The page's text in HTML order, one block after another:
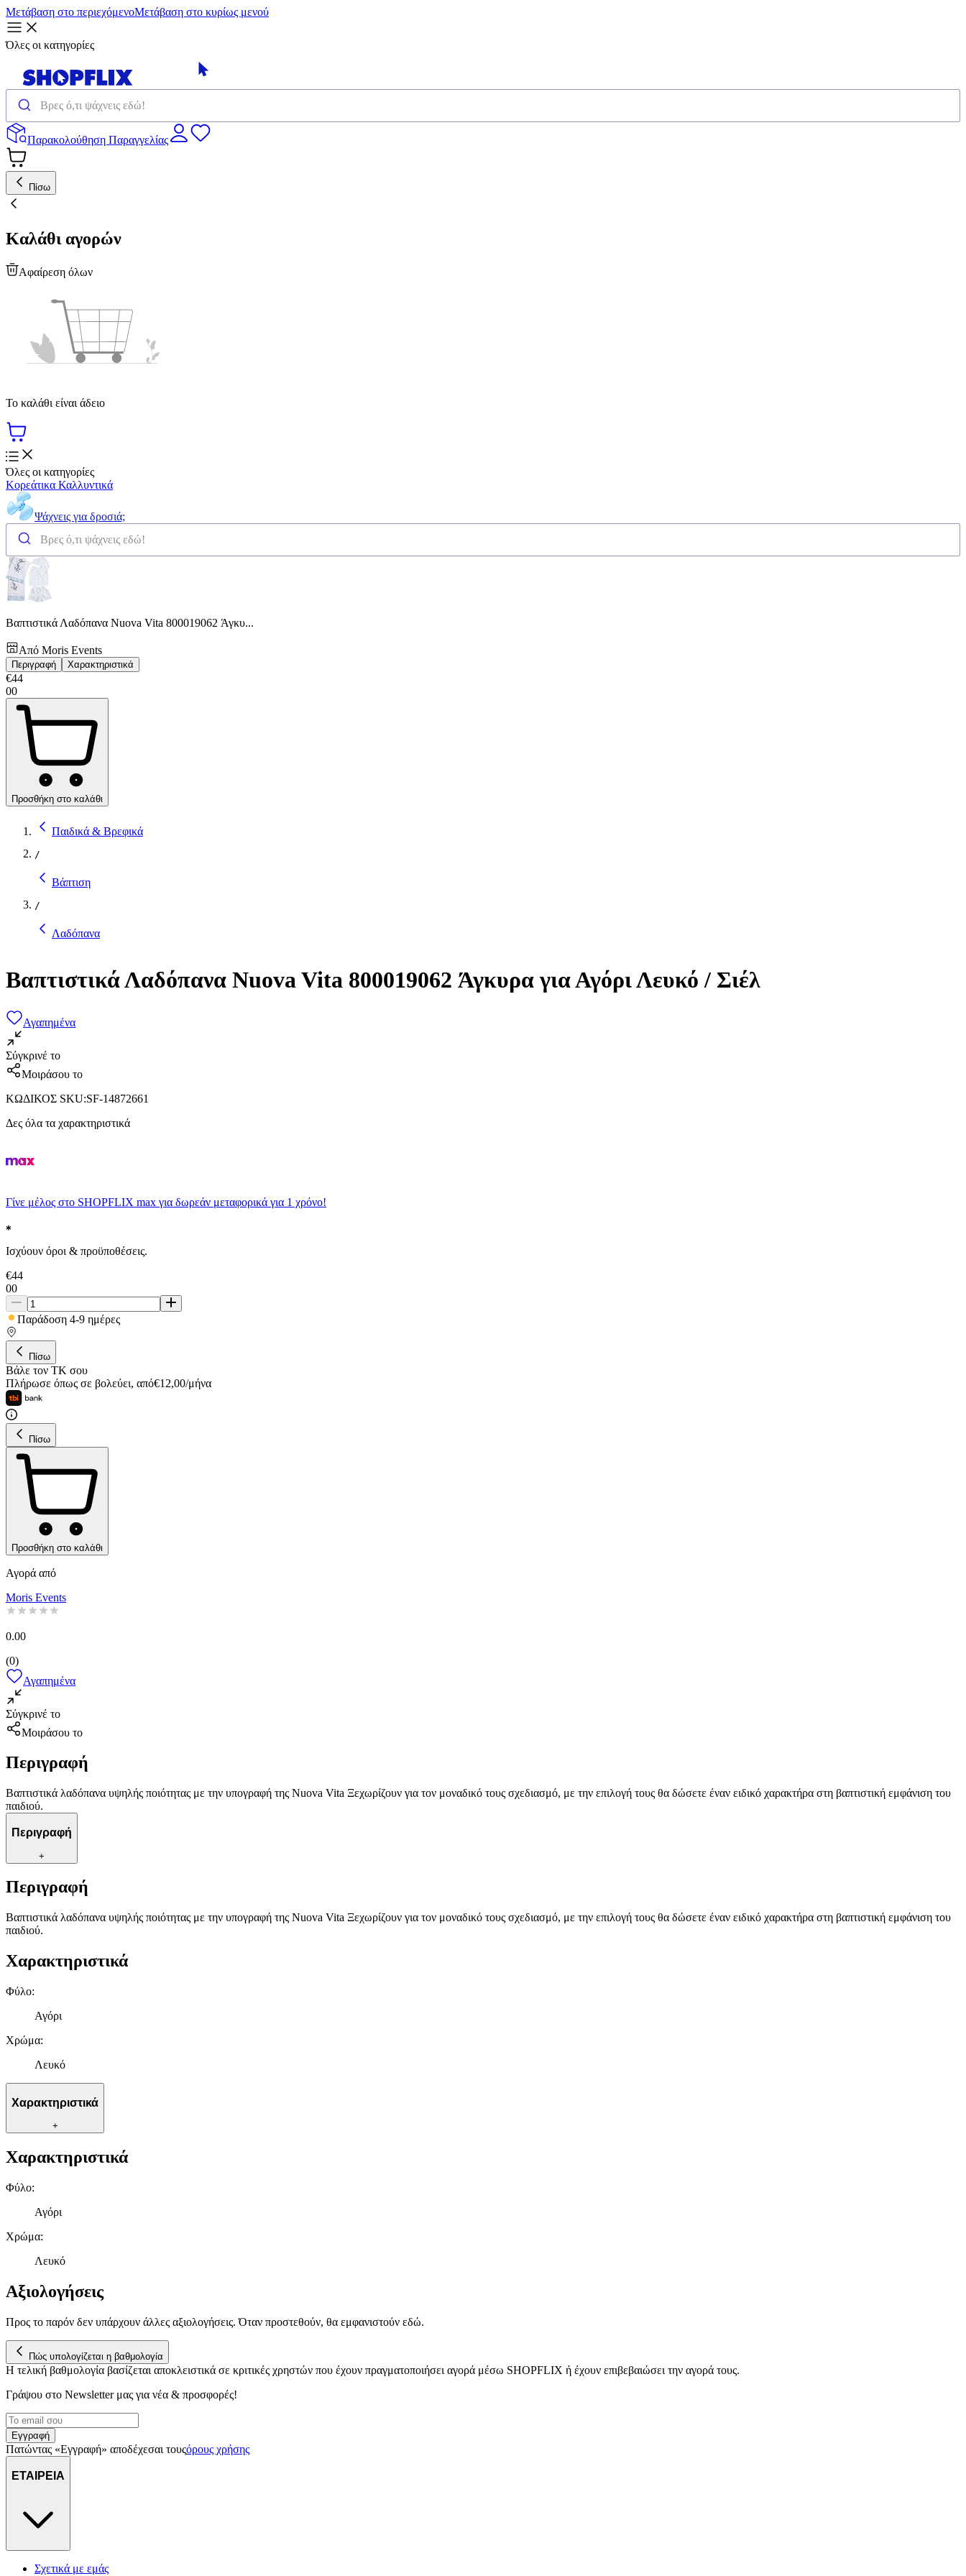
Μετάβαση στο περιεχόμενοΜετάβαση στο κυρίως μενού
Όλες οι κατηγορίες
Παρακολούθηση Παραγγελίας
Πίσω
Καλάθι αγορών
Αφαίρεση όλων
Το καλάθι είναι άδειο
Όλες οι κατηγορίες
Κορεάτικα Καλλυντικά
Ψάχνεις για δροσιά;
Βαπτιστικά Λαδόπανα Nuova Vita 800019062 Άγκυ...
Από Moris Events
Περιγραφή Χαρακτηριστικά
€44
00
Προσθήκη στο καλάθι
Παιδικά & Βρεφικά
/
Βάπτιση
/
Λαδόπανα
Βαπτιστικά Λαδόπανα Nuova Vita 800019062 Άγκυρα για Αγόρι Λευκό / Σιέλ
Αγαπημένα
Σύγκρινέ το
Μοιράσου το
ΚΩΔΙΚΟΣ SKU:SF-14872661
Δες όλα τα χαρακτηριστικά
Γίνε μέλος στο SHOPFLIX max για δωρεάν μεταφορικά για 1 χρόνο!
Ισχύουν όροι & προϋποθέσεις.
€44
00
Παράδοση 4-9 ημέρες
Πίσω
Βάλε τον ΤΚ σου
Πλήρωσε όπως σε βολεύει, από€12,00/μήνα
Πίσω
Προσθήκη στο καλάθι
Αγορά από
Moris Events
0.00
(0)
Αγαπημένα
Σύγκρινέ το
Μοιράσου το
Περιγραφή
Βαπτιστικά λαδόπανα υψηλής ποιότητας με την υπογραφή της Nuova Vita Ξεχωρίζουν για τον μοναδικό τους σχεδιασμό, με την επιλογή τους θα δώσετε έναν ειδικό χαρακτήρα στη βαπτιστική εμφάνιση του
παιδιού.
Περιγραφή
+
Περιγραφή
Βαπτιστικά λαδόπανα υψηλής ποιότητας με την υπογραφή της Nuova Vita Ξεχωρίζουν για τον μοναδικό τους σχεδιασμό, με την επιλογή τους θα δώσετε έναν ειδικό χαρακτήρα στη βαπτιστική εμφάνιση του
παιδιού.
Χαρακτηριστικά
Φύλο:
Αγόρι
Χρώμα:
Λευκό
Χαρακτηριστικά
+
Χαρακτηριστικά
Φύλο:
Αγόρι
Χρώμα:
Λευκό
Αξιολογήσεις
Προς το παρόν δεν υπάρχουν άλλες αξιολογήσεις. Όταν προστεθούν, θα εμφανιστούν εδώ.
Πώς υπολογίζεται η βαθμολογία
Η τελική βαθμολογία βασίζεται αποκλειστικά σε κριτικές χρηστών που έχουν πραγματοποιήσει αγορά μέσω SHOPFLIX ή έχουν επιβεβαιώσει την αγορά τους.
Γράψου στο Νewsletter μας για νέα & προσφορές!
Εγγραφή
Πατώντας «Εγγραφή» αποδέχεσαι τουςόρους χρήσης
ΕΤΑΙΡΕΙΑ
Σχετικά με εμάς